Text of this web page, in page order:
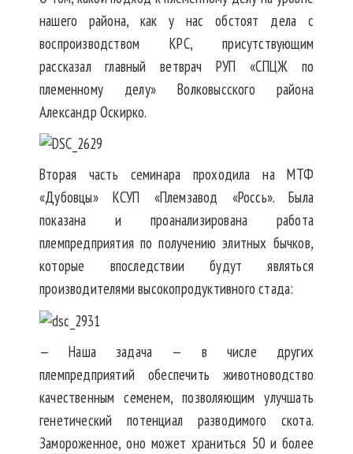
нашего района, как у нас обстоят дела с
воспроизводством КРС, присутствующим
рассказал главный ветврач РУП «СПЦЖ по
племенному делу» Волковысского района
Александр Оскирко.
Вторая часть семинара проходила на МТФ
«Дубовцы» КСУП «Племзавод «Россь». Была
показана и проанализирована работа
племпредприятия по получению элитных бычков,
которые впоследствии будут являться
производителями высокопродуктивного стада:
— Наша задача — в числе других
племпредприятий обеспечить животноводство
качественным семенем, позволяющим улучшать
генетический потенциал разводимого скота.
Замороженное, оно может храниться 50 и более